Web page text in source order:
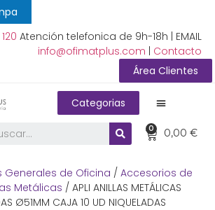
Atención telefonica de 9h-18h | EMAIL
info@ofimatplus.com
Contacto
Área Clientes
Categorias
0,00€
0
Generales de Oficina / Accesorios de
Metálicas / APLI ANILLAS METÁLICAS
Ø51MM CAJA 10 UD NIQUELADAS